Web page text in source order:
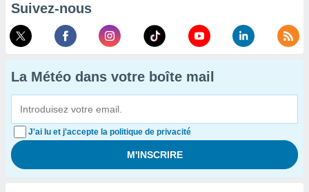
Suivez-nous
La Météo dans votre boîte mail
J'ai lu et j'accepte la politique de privacité